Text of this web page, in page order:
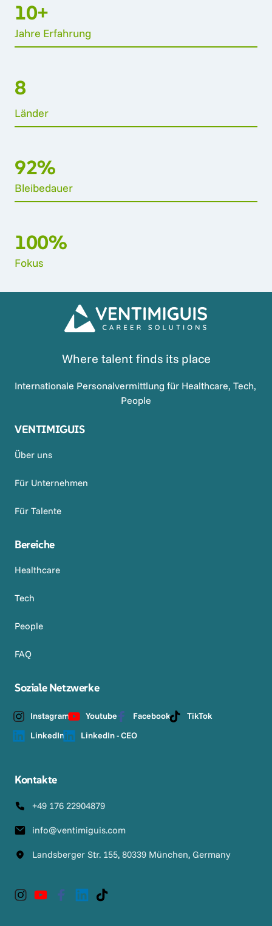
10+
Jahre Erfahrung
8
Länder
92%
Bleibedauer
100%
Fokus
Where talent finds its place
Internationale Personalvermittlung für Healthcare, Tech,
People
VENTIMIGUIS
Über uns
Für Unternehmen
Für Talente
Bereiche
Healthcare
Tech
People
FAQ
Soziale Netzwerke
Instagram Youtube Facebook
TikTok
LinkedIn
LinkedIn - CEO
Kontakte
+49 176 22904879
info@ventimiguis.com
Landsberger Str. 155, 80339 München, Germany